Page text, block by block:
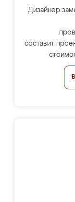
Дизайнер-
составит